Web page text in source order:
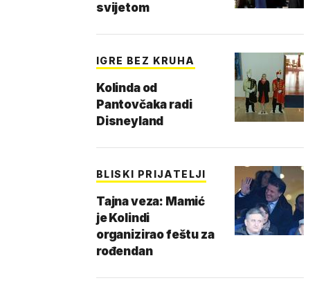
svijetom
IGRE BEZ KRUHA
Kolinda od
Pantovčaka radi
Disneyland
BLISKI PRIJATELJI
Tajna veza: Mamić
je Kolindi
organizirao feštu za
rođendan